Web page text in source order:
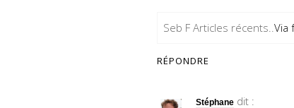
Seb F Articles récents.. Via
RÉPONDRE
Stéphane dit :